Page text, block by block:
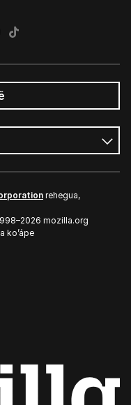
rehegua,
mozilla.org
ko’ápe